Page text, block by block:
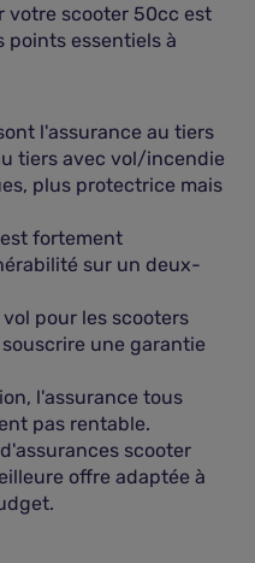
votre scooter 50cc est
points essentiels à
l'assurance au tiers
tiers avec vol/incendie
plus protectrice mais
fortement
sur un deux-
pour les scooters
une garantie
l'assurance tous
pas rentable.
scooter
offre adaptée à